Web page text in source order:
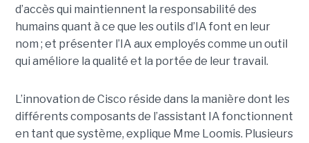
d’accès qui maintiennent la responsabilité des
humains quant à ce que les outils d’IA font en leur
nom ; et présenter l’IA aux employés comme un outil
qui améliore la qualité et la portée de leur travail.
L’innovation de Cisco réside dans la manière dont les
différents composants de l’assistant IA fonctionnent
en tant que système, explique Mme Loomis. Plusieurs